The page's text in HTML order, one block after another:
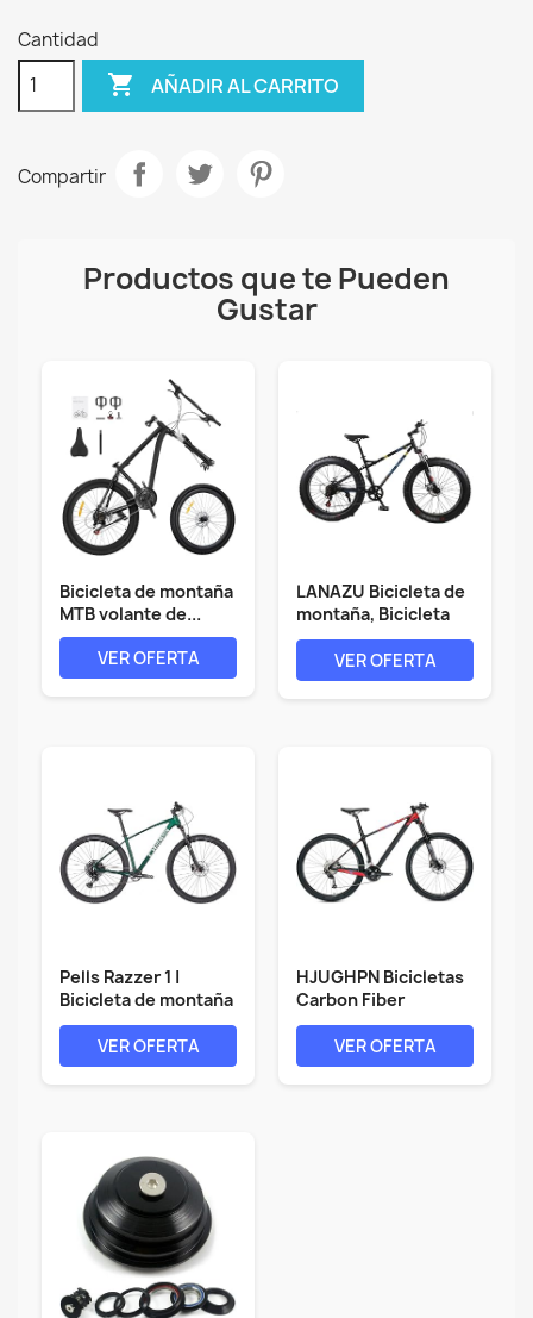
Cantidad
 AÑADIR AL CARRITO
Compartir
Productos que te Pueden
Gustar
Bicicleta de montaña
MTB volante de...
VER OFERTA
LANAZU Bicicleta de
montaña, Bicicleta
de...
VER OFERTA
Pells Razzer 1 |
Bicicleta de montaña
versátil...
VER OFERTA
HJUGHPN Bicicletas
Carbon Fiber
Mountain Bike...
VER OFERTA